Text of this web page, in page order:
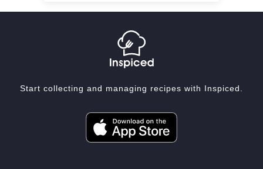
Start collecting and managing recipes with Inspiced.